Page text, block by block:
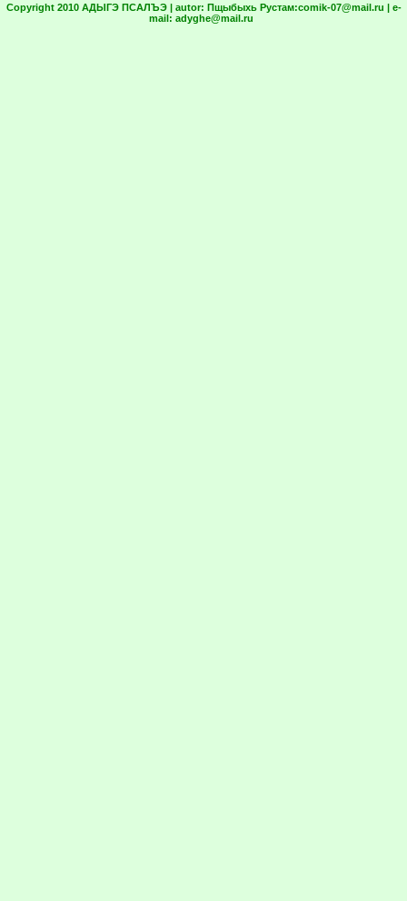
Copyright 2010 АДЫГЭ ПСАЛЪЭ | autor: Пщыбыхь Рустам:comik-07@mail.ru | e-
mail: adyghe@mail.ru